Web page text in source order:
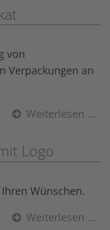
von
Verpackungen an
Weiterlesen …
Logo
Wünschen.
Weiterlesen …